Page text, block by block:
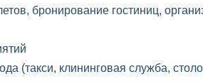
бронирование гостиниц,
(такси, клининговая служба,